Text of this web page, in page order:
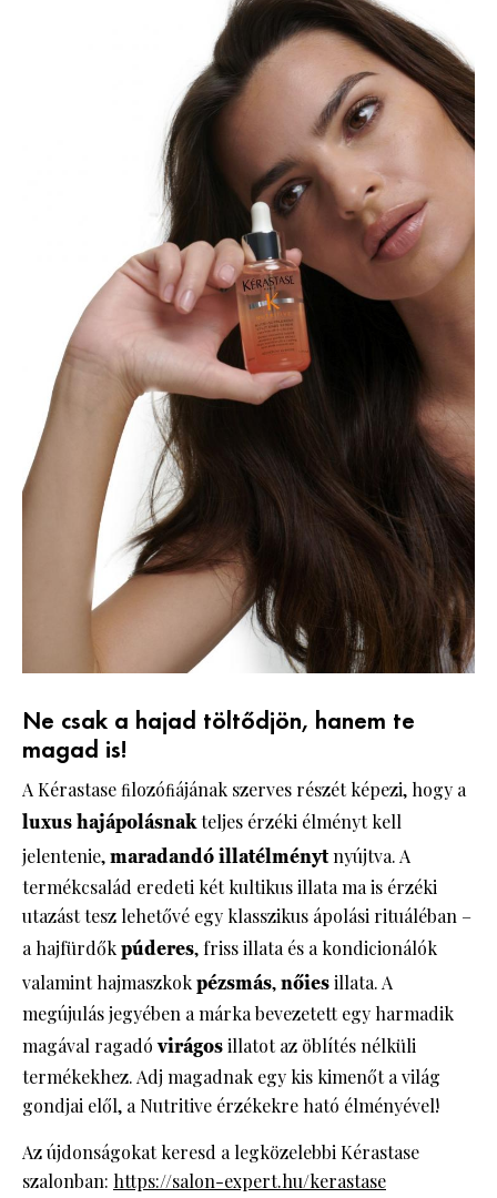
Ne csak a hajad töltődjön, hanem te
magad is!
A Kérastase ﬁlozóﬁájának szerves részét képezi, hogy a
luxus hajápolásnakteljes érzéki élményt kell
jelentenie,maradandó illatélménytnyújtva. A
termékcsalád eredeti két kultikus illata ma is érzéki
utazást tesz lehetővé egy klasszikus ápolási rituáléban –
a hajfürdőkpúderes, friss illata és a kondicionálók
valamint hajmaszkokpézsmás,nőiesillata. A
megújulás jegyében a márka bevezetett egy harmadik
magával ragadóvirágosillatot az öblítés nélküli
termékekhez. Adj magadnak egy kis kimenőt a világ
gondjai elől, a Nutritive érzékekre ható élményével!
Az újdonságokat keresd a legközelebbi Kérastase
szalonban: https://salon-expert.hu/kerastase